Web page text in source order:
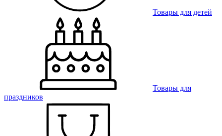
Товары для детей
Товары для
праздников